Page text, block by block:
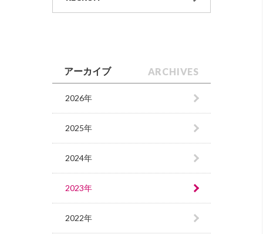
アーカイブ ARCHIVES
2026年
2025年
2024年
2023年
2022年